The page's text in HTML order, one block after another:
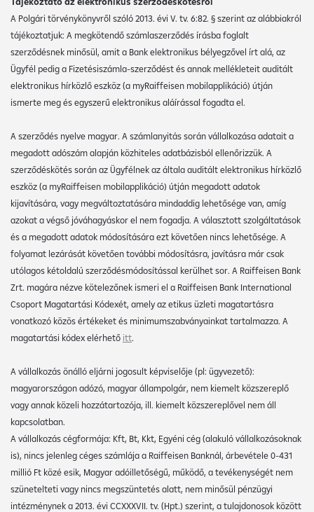
A Polgári törvénykönyvről szóló 2013. évi V. tv. 6:82. § szerint az alábbiakról
tájékoztatjuk: A megkötendő számlaszerződés írásba foglalt
szerződésnek minősül, amit a Bank elektronikus bélyegzővel írt alá, az
Ügyfél pedig a Fizetésiszámla-szerződést és annak mellékleteit auditált
elektronikus hírközlő eszköz (a myRaiffeisen mobilapplikáció) útján
ismerte meg és egyszerű elektronikus aláírással fogadta el.
A szerződés nyelve magyar. A számlanyitás során vállalkozása adatait a
megadott adószám alapján közhiteles adatbázisból ellenőrizzük. A
szerződéskötés során az Ügyfélnek az általa auditált elektronikus hírközlő
eszköz (a myRaiffeisen mobilapplikáció) útján megadott adatok
kijavítására, vagy megváltoztatására mindaddig lehetősége van, amíg
azokat a végső jóváhagyáskor el nem fogadja. A választott szolgáltatások
és a megadott adatok módosítására ezt követően nincs lehetősége. A
folyamat lezárását követően további módosításra, javításra már csak
utólagos kétoldalú szerződésmódosítással kerülhet sor. A Raiffeisen Bank
Zrt. magára nézve kötelezőnek ismeri el a Raiffeisen Bank International
Csoport Magatartási Kódexét, amely az etikus üzleti magatartásra
vonatkozó közös értékeket és minimumszabványainkat tartalmazza. A
magatartási kódex elérhető itt.
A vállalkozás önálló eljárni jogosult képviselője (pl: ügyvezető):
magyarországon adózó, magyar állampolgár, nem kiemelt közszereplő
vagy annak közeli hozzátartozója, ill. kiemelt közszereplővel nem áll
kapcsolatban.
A vállalkozás cégformája: Kft, Bt, Kkt, Egyéni cég (alakuló vállalkozásoknak
is), nincs jelenleg céges számlája a Raiffeisen Banknál, árbevétele 0-431
millió Ft közé esik, Magyar adóilletőségű, működő, a tevékenységét nem
szünetelteti vagy nincs megszüntetés alatt, nem minősül pénzügyi
intézménynek a 2013. évi CCXXXVII. tv. (Hpt.) szerint, a tulajdonosok között